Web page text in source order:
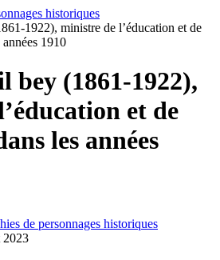
historiques
1922), ministre de l’éducation et de
1910
bey (1861-1922),
et de
les années
de personnages historiques
2023